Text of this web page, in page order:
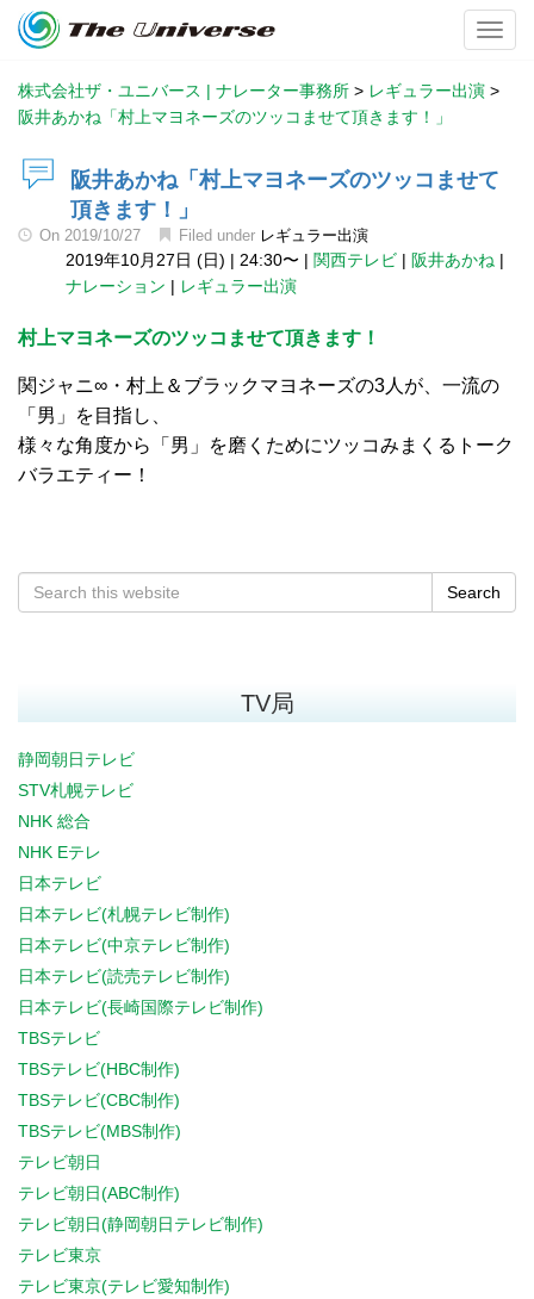
株式会社ザ・ユニバース | ナレーター事務所 > レギュラー出演 >
阪井あかね「村上マヨネーズのツッコませて頂きます！」
阪井あかね「村上マヨネーズのツッコませて
頂きます！」
On 2019/10/27 Filed under レギュラー出演
2019年10月27日 (日) | 24:30〜 | 関西テレビ | 阪井あかね |
ナレーション | レギュラー出演
村上マヨネーズのツッコませて頂きます！
関ジャニ∞・村上＆ブラックマヨネーズの3人が、一流の
「男」を目指し、
様々な角度から「男」を磨くためにツッコみまくるトーク
バラエティー！
Search
TV局
静岡朝日テレビ
STV札幌テレビ
NHK 総合
NHK Eテレ
日本テレビ
日本テレビ(札幌テレビ制作)
日本テレビ(中京テレビ制作)
日本テレビ(読売テレビ制作)
日本テレビ(長崎国際テレビ制作)
TBSテレビ
TBSテレビ(HBC制作)
TBSテレビ(CBC制作)
TBSテレビ(MBS制作)
テレビ朝日
テレビ朝日(ABC制作)
テレビ朝日(静岡朝日テレビ制作)
テレビ東京
テレビ東京(テレビ愛知制作)